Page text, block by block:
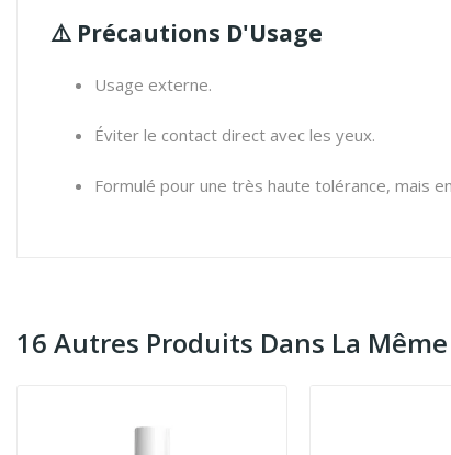
⚠️ Précautions D'Usage
Usage externe.
Éviter le contact direct avec les yeux.
Formulé pour une très haute tolérance, mais
16 Autres Produits Dans La